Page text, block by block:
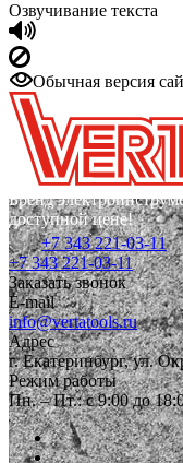
Озвучивание текста
Обычная версия
Бренд
доступной цене!
+7 343 221-03-11
+7 343 221-03-11
Заказать звонок
E-mail
info@vertatools.ru
Адрес
г. Екатеринбург, ул.
Режим работы
Пн. – Пт.: с 9:00 до